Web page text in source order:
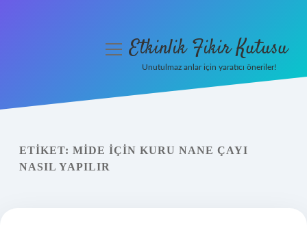
Yasal Uyarı
menüyüEtkinlik Fikir Kutusu
Unutulmaz anlar için yaratıcı öneriler!
ETIKET: MIDE IÇIN KURU NANE ÇAYI
NASIL YAPILIR